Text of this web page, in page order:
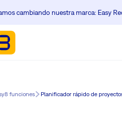
cambiando nuestra marca: Easy
funciones Planificador rápido de